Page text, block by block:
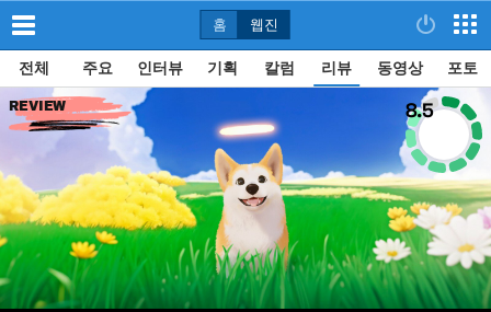
홈 웹진
전체 주요 인터뷰 기획 칼럼 리뷰 동영상 포토
REVIEW 8.5